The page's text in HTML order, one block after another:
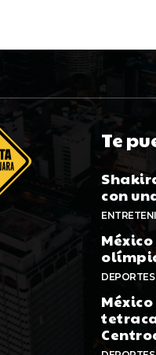
Te
con
DEPORTES